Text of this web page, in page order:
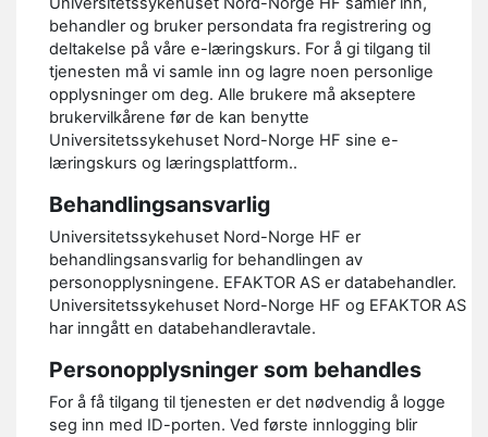
behandler og bruker persondata fra registrering og
deltakelse på våre e-læringskurs. For å gi tilgang til
tjenesten må vi samle inn og lagre noen personlige
opplysninger om deg. Alle brukere må akseptere
brukervilkårene før de kan benytte
Universitetssykehuset Nord-Norge HF sine e-
læringskurs og læringsplattform..
Behandlingsansvarlig
Universitetssykehuset Nord-Norge HF er
behandlingsansvarlig for behandlingen av
personopplysningene. EFAKTOR AS er databehandler.
Universitetssykehuset Nord-Norge HF og EFAKTOR AS
har inngått en databehandleravtale.
Personopplysninger som behandles
For å få tilgang til tjenesten er det nødvendig å logge
seg inn med ID-porten. Ved første innlogging blir